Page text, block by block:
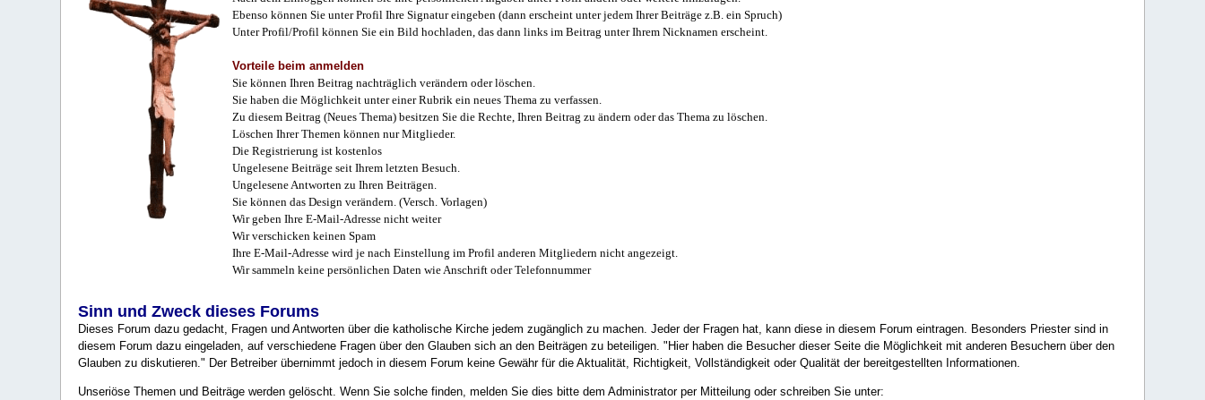
Ebenso können Sie unter Profil Ihre Signatur eingeben (dann erscheint unter jedem Ihrer Beiträge z.B. ein Spruch)
Unter Profil/Profil können Sie ein Bild hochladen, das dann links im Beitrag unter Ihrem Nicknamen erscheint.
Vorteile beim anmelden
Sie können Ihren Beitrag nachträglich verändern oder löschen.
Sie haben die Möglichkeit unter einer Rubrik ein neues Thema zu verfassen.
Zu diesem Beitrag (Neues Thema) besitzen Sie die Rechte, Ihren Beitrag zu ändern oder das Thema zu löschen.
Löschen Ihrer Themen können nur Mitglieder.
Die Registrierung ist kostenlos
Ungelesene Beiträge seit Ihrem letzten Besuch.
Ungelesene Antworten zu Ihren Beiträgen.
Sie können das Design verändern. (Versch. Vorlagen)
Wir geben Ihre E-Mail-Adresse nicht weiter
Wir verschicken keinen Spam
Ihre E-Mail-Adresse wird je nach Einstellung im Profil anderen Mitgliedern nicht angezeigt.
Wir sammeln keine persönlichen Daten wie Anschrift oder Telefonnummer
Sinn und Zweck dieses Forums
Dieses Forum dazu gedacht, Fragen und Antworten über die katholische Kirche jedem zugänglich zu machen. Jeder der Fragen hat, kann diese in diesem Forum eintragen. Besonders Priester sind in
diesem Forum dazu eingeladen, auf verschiedene Fragen über den Glauben sich an den Beiträgen zu beteiligen. "Hier haben die Besucher dieser Seite die Möglichkeit mit anderen Besuchern über den
Glauben zu diskutieren." Der Betreiber übernimmt jedoch in diesem Forum keine Gewähr für die Aktualität, Richtigkeit, Vollständigkeit oder Qualität der bereitgestellten Informationen.
Unseriöse Themen und Beiträge werden gelöscht. Wenn Sie solche finden, melden Sie dies bitte dem Administrator per Mitteilung oder schreiben Sie unter: